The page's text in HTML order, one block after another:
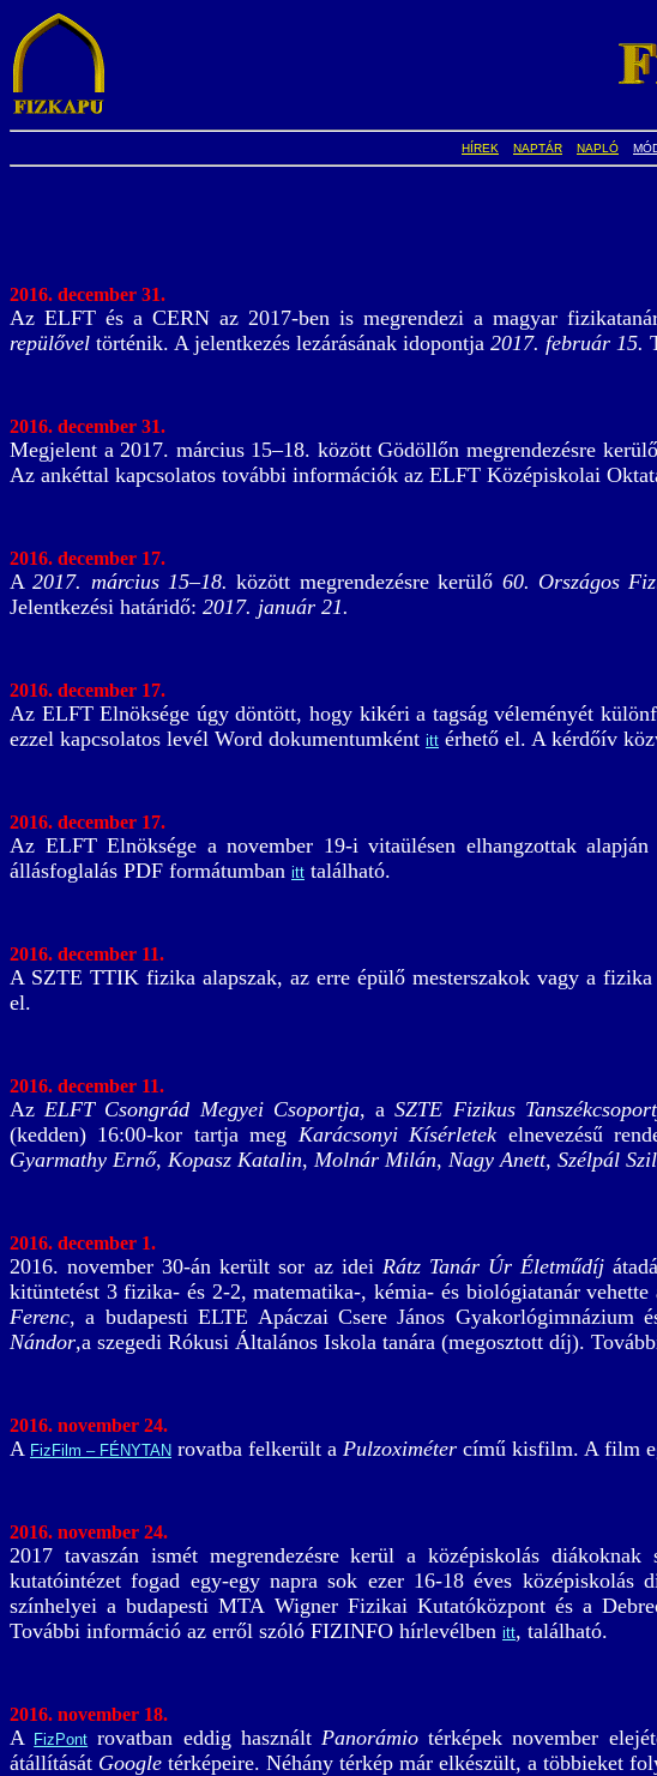
HÍREK NAPTÁR NAPLÓ
2016. december 31.
Az ELFT és a CERN az 2017-ben is megrendezi a magyar
repülővel történik. A jelentkezés lezárásának idopontja 2017. február 15.
2016. december 31.
Megjelent a 2017. március 15–18. között Gödöllőn megrendezésre
Az ankéttal kapcsolatos további információk az ELFT Középiskolai
2016. december 17.
A2017. március 15–18. között megrendezésre kerülő 60. Országos
Jelentkezési határidő: 2017. január 21.
2016. december 17.
Az ELFT Elnöksége úgy döntött, hogy kikéri a tagság véleményét
ezzel kapcsolatos levél Word dokumentumként itt érhető el. A kérdőív
2016. december 17.
Az ELFT Elnöksége a november 19-i vitaülésen elhangzottak
állásfoglalás PDF formátumban itt található.
2016. december 11.
A SZTE TTIK fizika alapszak, az erre épülő mesterszakok vagy a
el.
2016. december 11.
AzELFT Csongrád Megyei Csoportja, aSZTE Fizikus
(kedden) 16:00-kor tartja meg Karácsonyi Kísérletek elnevezésű
Gyarmathy Ernő, Kopasz Katalin, Molnár Milán, Nagy Anett, Szélpál
2016. december 1.
2016. november 30-án került sor az idei Rátz Tanár Úr Életműdíj
kitüntetést 3 fizika- és 2-2, matematika-, kémia- és biológiatanár
Ferenc, a budapesti ELTE Apáczai Csere János Gyakorlógimnázium
Nándor,a szegedi Rókusi Általános Iskola tanára (megosztott díj).
2016. november 24.
A FizFilm – FÉNYTAN rovatba felkerült a Pulzoximéter című kisfilm. A film
2016. november 24.
2017 tavaszán ismét megrendezésre kerül a középiskolás
kutatóintézet fogad egy-egy napra sok ezer 16-18 éves középiskolás
színhelyei a budapesti MTA Wigner Fizikai Kutatóközpont és a
További információ az erről szóló FIZINFO hírlevélben itt, található.
2016. november 18.
A FizPont rovatban eddig használt Panorámiotérképek november
átállítását Google térképeire. Néhány térkép már elkészült, a többieket